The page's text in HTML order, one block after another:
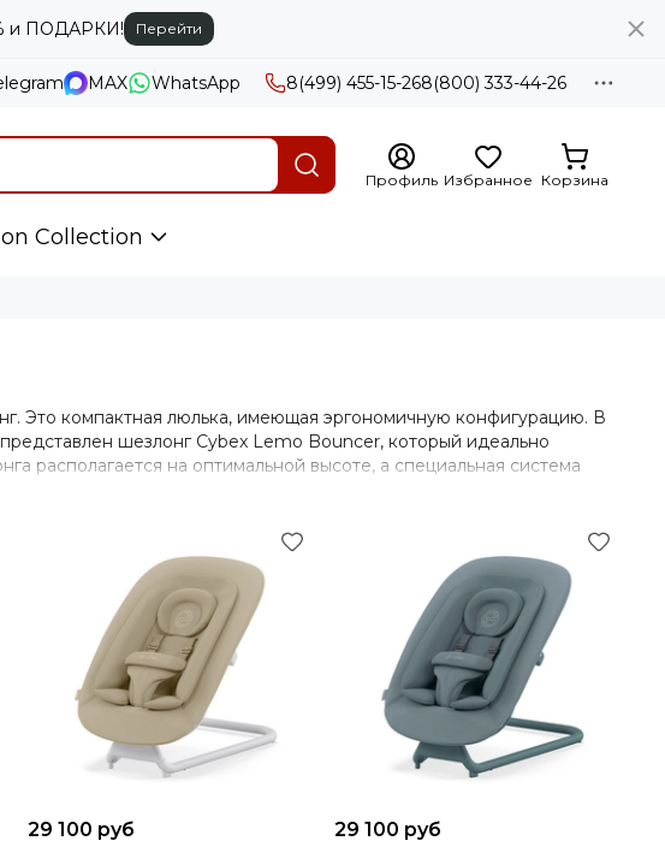
и ПОДАРКИ! Перейти
MAX WhatsApp 8(499) 455-15-268(800) 333-44-26
Профиль Избранное Корзина
Collection
Это компактная люлька, имеющая эргономичную конфигурацию. В
шезлонг Cybex Lemo Bouncer, который идеально
располагается на оптимальной высоте, а специальная система
х лет.
29 100 руб 29 100 руб